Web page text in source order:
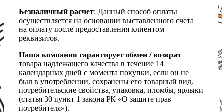
Безналичный расчет: Данный способ оплаты
осуществляется на основании выставленного счета
на оплату после предоставления клиентом
реквизитов.
Наша компания гарантирует обмен / возврат
товара надлежащего качества в течение 14
календарных дней с момента покупки, если он не
был в употреблении, сохранены его товарный вид,
потребительские свойства, упаковка, пломбы, ярлыки
(статья 30 пункт 1 закона РК «О защите прав
потребителя»).